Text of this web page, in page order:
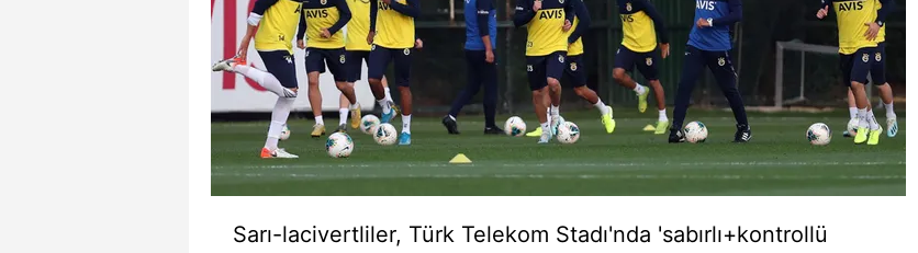
Sarı-lacivertliler, Türk Telekom Stadı'nda 'sabırlı+kontrollü